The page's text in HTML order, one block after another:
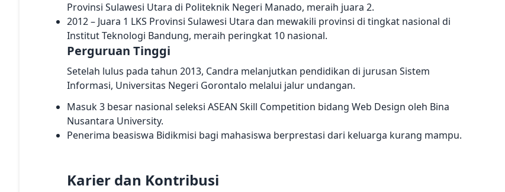
Provinsi Sulawesi Utara di Politeknik Negeri Manado, meraih juara 2.
2012 – Juara 1 LKS Provinsi Sulawesi Utara dan mewakili provinsi di tingkat nasional di
Institut Teknologi Bandung, meraih peringkat 10 nasional.
Perguruan Tinggi
Setelah lulus pada tahun 2013, Candra melanjutkan pendidikan di jurusan Sistem
Informasi, Universitas Negeri Gorontalo melalui jalur undangan.
Masuk 3 besar nasional seleksi ASEAN Skill Competition bidang Web Design oleh Bina
Nusantara University.
Penerima beasiswa Bidikmisi bagi mahasiswa berprestasi dari keluarga kurang mampu.
Karier dan Kontribusi